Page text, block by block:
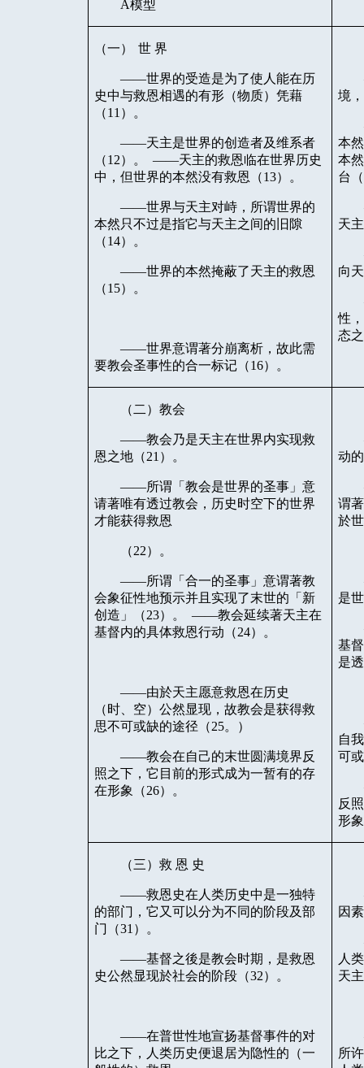
A模型
（一） 世 界
——世界的受造是为了使人能在历
史中与救恩相遇的有形（物质）凭藉
（11 ）。
——天主是世界的创造者及维系者
（12）。
——天主的救恩临在世界历史
中，但世界的本然没有救恩（13）。
——世界与天主对峙，所谓世界的
本然只不过是指它与天主之间的旧隙
（14）。
——世界的本然掩蔽了天主的救恩
（15）。
——世界意谓著分崩离析，故此需
要教会圣事性的合一标记（16）。
境
本
本
台（
天
向
性
态
（二）教会
——教会乃是天主在世界内实现救
恩之地（21 ）。
——所谓「教会是世界的圣事」意
请著唯有透过教会，历史时空下的世界
才能获得救恩
（22）。
——所谓「合一的圣事」意谓著教
会象征性地预示并且实现了末世的「新
创造」（23）。
——教会延续著天主在
基督内的具体救恩行动（24）。
——由於天主愿意救恩在历史
（时、空）公然显现，故教会是获得救
思不可或缺的途径（25。）
——教会在自己的末世圆满境界反
照之下，它目前的形式成为一暂有的存
在形象（26）。
动
谓
於
是
基
是
自
可
反
形
（三）救 恩 史
——救恩史在人类历史中是一独特
的部门，它又可以分为不同的阶段及部
门（31 ）。
——基督之後是教会时期，是救恩
史公然显现於社会的阶段（32）。
——在普世性地宣扬基督事件的对
比之下，人类历史便退居为隐性的（一
因
人
天
所